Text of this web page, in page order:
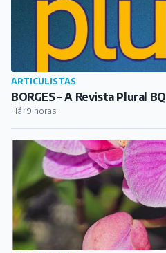
ARTICULISTAS
BORGES – A Revista Plural BQ
Há 19 horas